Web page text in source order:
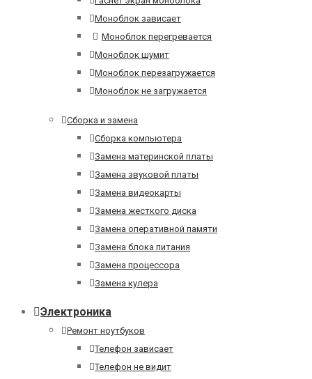
Моноблок зависает
Моноблок перегревается
Моноблок шумит
Моноблок перезагружается
Моноблок не загружается
Сборка и замена
Сборка компьютера
Замена материнской платы
Замена звуковой платы
Замена видеокарты
Замена жесткого диска
Замена оперативной памяти
Замена блока питания
Замена процессора
Замена кулера
Электроника
Ремонт ноутбуков
Телефон зависает
Телефон не видит